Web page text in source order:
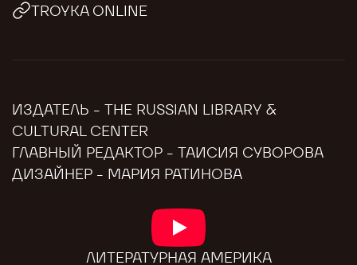
TROYKA ONLINE
ИЗДАТЕЛЬ - THE RUSSIAN LIBRARY &
CULTURAL CENTER
ГЛАВНЫЙ РЕДАКТОР - ТАИСИЯ СУВОРОВА
ДИЗАЙНЕР - МАРИЯ РАТИНОВА
ЛИТЕРАТУРНАЯ АМЕРИКА